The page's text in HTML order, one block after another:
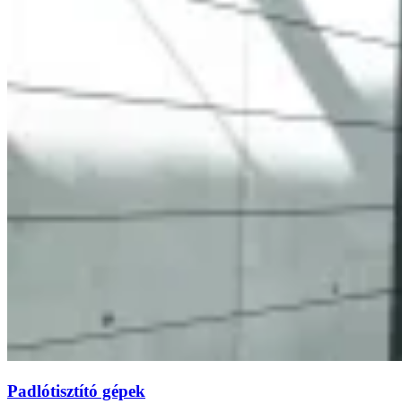
Padlótisztító gépek